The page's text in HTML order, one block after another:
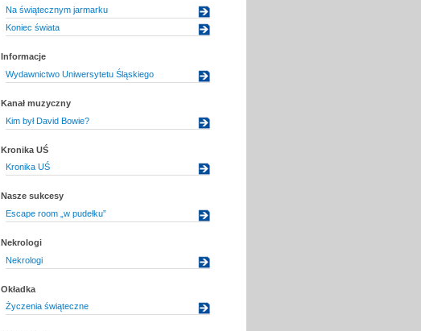
Na świątecznym jarmarku
Koniec świata
Informacje
Wydawnictwo Uniwersytetu Śląskiego
Kanał muzyczny
Kim był David Bowie?
Kronika UŚ
Kronika UŚ
Nasze sukcesy
Escape room „w pudełku”
Nekrologi
Nekrologi
Okładka
Życzenia świąteczne